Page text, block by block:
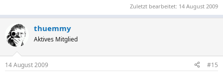
Zuletzt bearbeitet: 14 August 2009
thuemmy
Aktives Mitglied
14 August 2009 #15